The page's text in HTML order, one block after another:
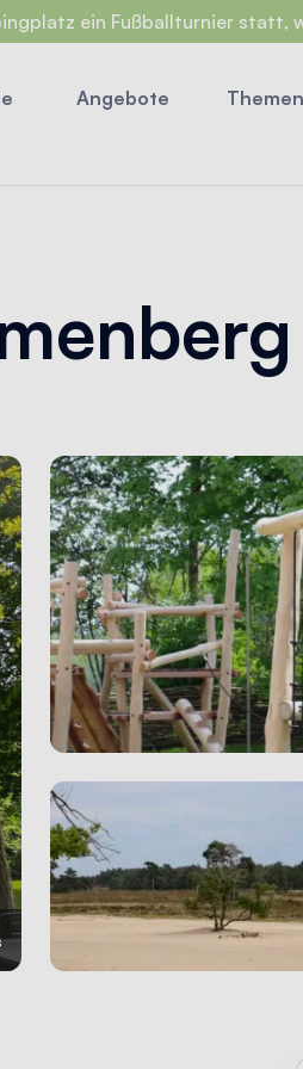
statt, wodurch es zu mehr
Angebote Themen